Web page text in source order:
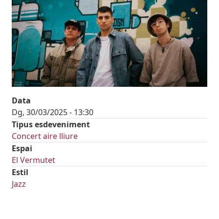
Data
Dg, 30/03/2025 - 13:30
Tipus esdeveniment
Concert aire lliure
Espai
El Vermutet
Estil
Jazz